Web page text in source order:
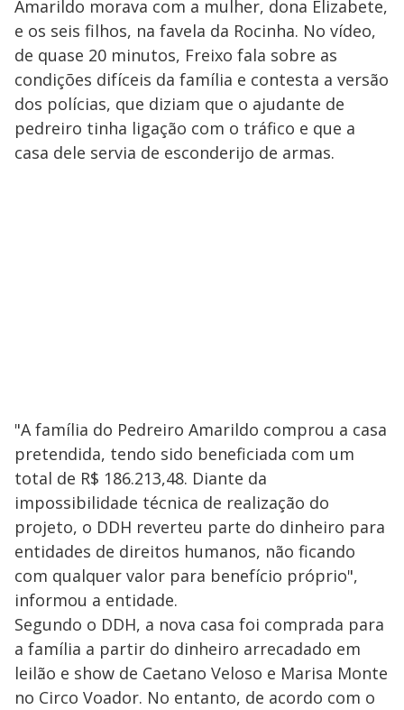
Amarildo morava com a mulher, dona Elizabete,
e os seis filhos, na favela da Rocinha. No vídeo,
de quase 20 minutos, Freixo fala sobre as
condições difíceis da família e contesta a versão
dos polícias, que diziam que o ajudante de
pedreiro tinha ligação com o tráfico e que a
casa dele servia de esconderijo de armas.
"A família do Pedreiro Amarildo comprou a casa
pretendida, tendo sido beneficiada com um
total de R$ 186.213,48. Diante da
impossibilidade técnica de realização do
projeto, o DDH reverteu parte do dinheiro para
entidades de direitos humanos, não ficando
com qualquer valor para benefício próprio",
informou a entidade.
Segundo o DDH, a nova casa foi comprada para
a família a partir do dinheiro arrecadado em
leilão e show de Caetano Veloso e Marisa Monte
no Circo Voador. No entanto, de acordo com o